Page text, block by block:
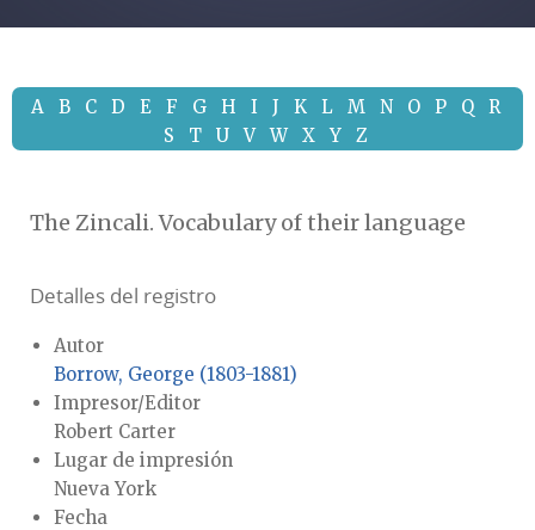
A B C D E F G H I J K L M N O P Q
R
S
T U V W X Y Z
The Zincali. Vocabulary of their language
Detalles del registro
Autor
Borrow, George (1803-1881)
Impresor/Editor
Robert Carter
Lugar de impresión
Nueva York
Fecha